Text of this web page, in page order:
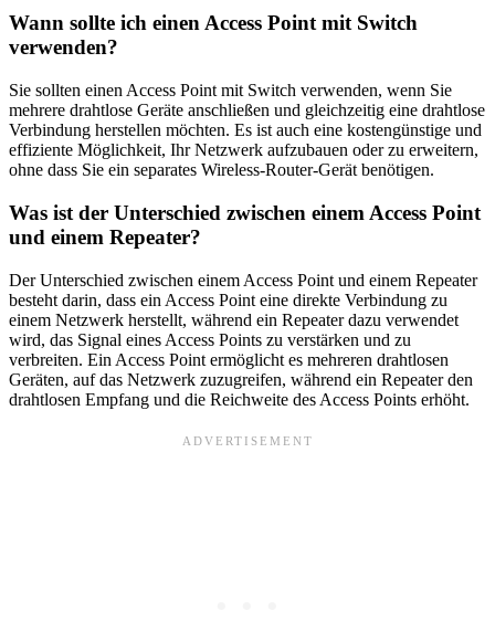
Wann sollte ich einen Access Point mit Switch
verwenden?
Sie sollten einen Access Point mit Switch verwenden, wenn Sie
mehrere drahtlose Geräte anschließen und gleichzeitig eine drahtlose
Verbindung herstellen möchten. Es ist auch eine kostengünstige und
effiziente Möglichkeit, Ihr Netzwerk aufzubauen oder zu erweitern,
ohne dass Sie ein separates Wireless-Router-Gerät benötigen.
Was ist der Unterschied zwischen einem Access Point
und einem Repeater?
Der Unterschied zwischen einem Access Point und einem Repeater
besteht darin, dass ein Access Point eine direkte Verbindung zu
einem Netzwerk herstellt, während ein Repeater dazu verwendet
wird, das Signal eines Access Points zu verstärken und zu
verbreiten. Ein Access Point ermöglicht es mehreren drahtlosen
Geräten, auf das Netzwerk zuzugreifen, während ein Repeater den
drahtlosen Empfang und die Reichweite des Access Points erhöht.